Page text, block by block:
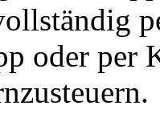
oder per